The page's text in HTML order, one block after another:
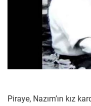
Piraye, Nazım’ın kız